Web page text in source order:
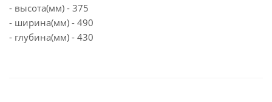
- высота(мм) - 375
- ширина(мм) - 490
- глубина(мм) - 430